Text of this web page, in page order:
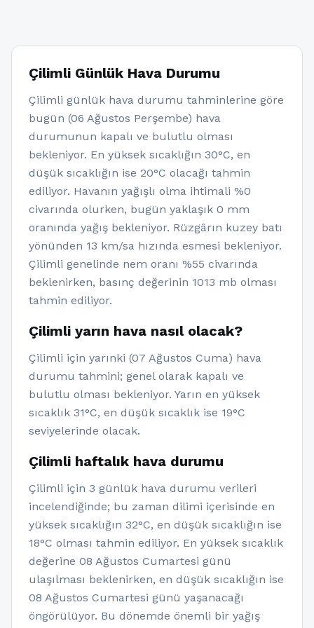
Çilimli Günlük Hava Durumu
Çilimli günlük hava durumu tahminlerine göre
bugün (06 Ağustos Perşembe) hava
durumunun kapalı ve bulutlu olması
bekleniyor. En yüksek sıcaklığın 30°C, en
düşük sıcaklığın ise 20°C olacağı tahmin
ediliyor. Havanın yağışlı olma ihtimali %0
civarında olurken, bugün yaklaşık 0 mm
oranında yağış bekleniyor. Rüzgârın kuzey batı
yönünden 13 km/sa hızında esmesi bekleniyor.
Çilimli genelinde nem oranı %55 civarında
beklenirken, basınç değerinin 1013 mb olması
tahmin ediliyor.
Çilimli yarın hava nasıl olacak?
Çilimli için yarınki (07 Ağustos Cuma) hava
durumu tahmini; genel olarak kapalı ve
bulutlu olması bekleniyor. Yarın en yüksek
sıcaklık 31°C, en düşük sıcaklık ise 19°C
seviyelerinde olacak.
Çilimli haftalık hava durumu
Çilimli için 3 günlük hava durumu verileri
incelendiğinde; bu zaman dilimi içerisinde en
yüksek sıcaklığın 32°C, en düşük sıcaklığın ise
18°C olması tahmin ediliyor. En yüksek sıcaklık
değerine 08 Ağustos Cumartesi günü
ulaşılması beklenirken, en düşük sıcaklığın ise
08 Ağustos Cumartesi günü yaşanacağı
öngörülüyor. Bu dönemde önemli bir yağış